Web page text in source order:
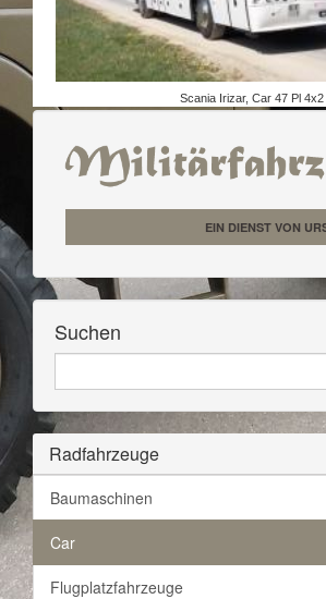
Scania Irizar, Car 47 Pl 4x2
EIN DIENST VON
Suchen
Durchsuchen
Radfahrzeuge
Baumaschinen
Car
Flugplatzfahrzeuge